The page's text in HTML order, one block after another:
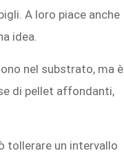
A loro piace anche
idea.
nel substrato, ma è
di pellet affondanti,
tollerare un intervallo